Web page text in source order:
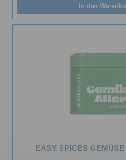
In den
EASY SPICES